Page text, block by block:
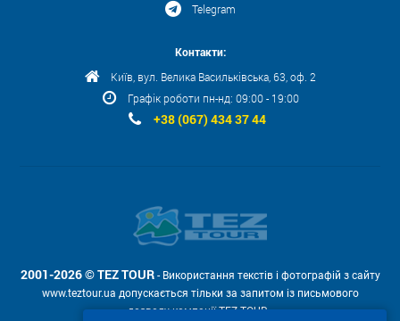
Telegram
Контакти:
Київ, вул. Велика Васильківська, 63, оф. 2
Графік роботи пн-нд: 09:00 - 19:00
+38 (067) 434 37 44
2001-2026 © TEZ TOUR - Використання текстів і фотографій з сайту
www.teztour.ua допускається тільки за запитом із письмового
дозволу компанії TEZ TOUR .